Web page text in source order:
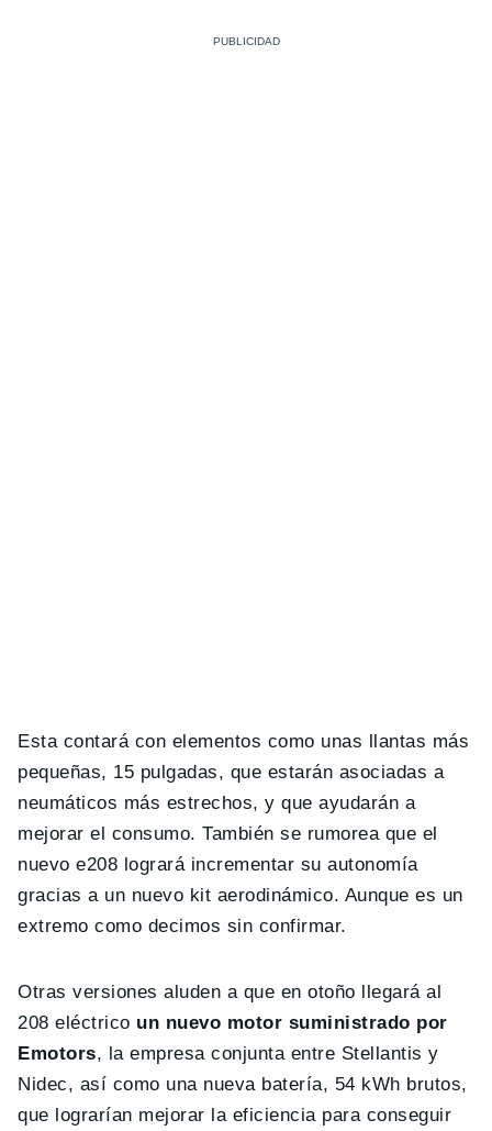
Esta contará con elementos como unas llantas más
pequeñas, 15 pulgadas, que estarán asociadas a
neumáticos más estrechos, y que ayudarán a
mejorar el consumo. También se rumorea que el
nuevo e208 logrará incrementar su autonomía
gracias a un nuevo kit aerodinámico. Aunque es un
extremo como decimos sin confirmar.
Otras versiones aluden a que en otoño llegará al
208 eléctrico un nuevo motor suministrado por
Emotors, la empresa conjunta entre Stellantis y
Nidec, así como una nueva batería, 54 kWh brutos,
que lograrían mejorar la eficiencia para conseguir